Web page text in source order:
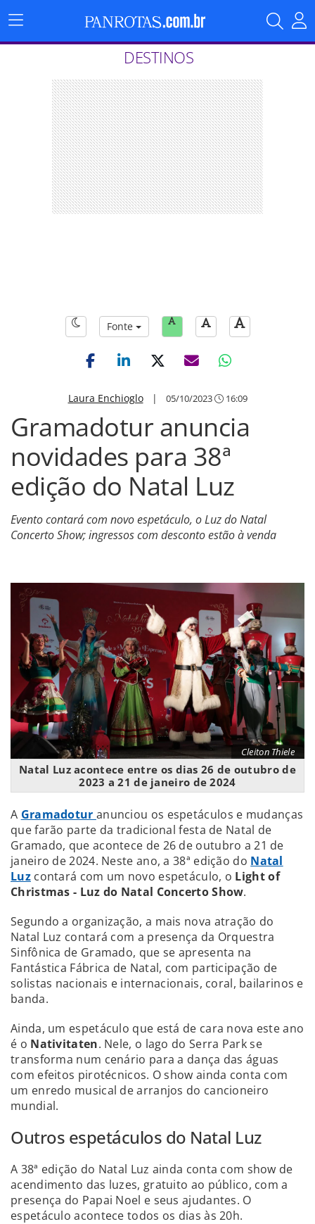
Menu
Principal
DESTINOS
Fonte
Laura Enchioglo| 05/10/2023 16:09
Gramadotur anuncia
novidades para 38ª
edição do Natal Luz
Evento contará com novo espetáculo, o Luz do Natal
Concerto Show; ingressos com desconto estão à venda
Cleiton Thiele
Natal Luz acontece entre os dias 26 de outubro de
2023 a 21 de janeiro de 2024
A Gramadotur anunciou os espetáculos e mudanças
que farão parte da tradicional festa de Natal de
Gramado, que acontece de 26 de outubro a 21 de
janeiro de 2024. Neste ano, a 38ª edição do Natal
Luz contará com um novo espetáculo, o Light of
Christmas - Luz do Natal Concerto Show.
Segundo a organização, a mais nova atração do
Natal Luz contará com a presença da Orquestra
Sinfônica de Gramado, que se apresenta na
Fantástica Fábrica de Natal, com participação de
solistas nacionais e internacionais, coral, bailarinos e
banda.
Ainda, um espetáculo que está de cara nova este ano
é o Nativitaten. Nele, o lago do Serra Park se
transforma num cenário para a dança das águas
com efeitos pirotécnicos. O show ainda conta com
um enredo musical de arranjos do cancioneiro
mundial.
Outros espetáculos do Natal Luz
A 38ª edição do Natal Luz ainda conta com show de
acendimento das luzes, gratuito ao público, com a
presença do Papai Noel e seus ajudantes. O
espetáculo acontece todos os dias às 20h.